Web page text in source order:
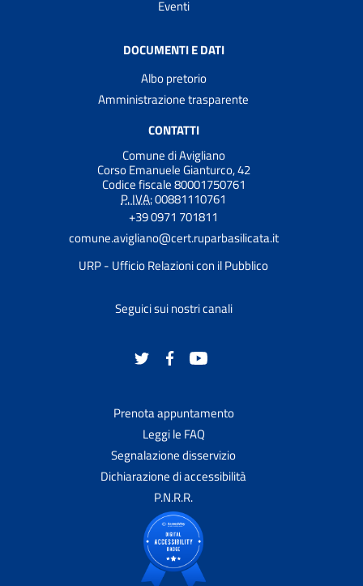
Eventi
DOCUMENTI E DATI
Albo pretorio
Amministrazione trasparente
CONTATTI
Comune di Avigliano
Corso Emanuele Gianturco, 42
Codice fiscale 80001750761
P. IVA:00881110761
+39 0971 701811
comune.avigliano@cert.ruparbasilicata.it
URP - Ufficio Relazioni con il Pubblico
Seguici sui nostri canali
Prenota appuntamento
Leggi le FAQ
Segnalazione disservizio
Dichiarazione di accessibilità
P.N.R.R.